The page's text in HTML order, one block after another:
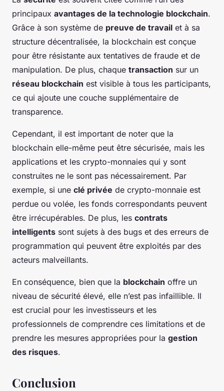
principaux avantages de la technologie blockchain.
Grâce à son système de preuve de travail et à sa
structure décentralisée, la blockchain est conçue
pour être résistante aux tentatives de fraude et de
manipulation. De plus, chaque transaction sur un
réseau blockchain est visible à tous les participants,
ce qui ajoute une couche supplémentaire de
transparence.
Cependant, il est important de noter que la
blockchain elle-même peut être sécurisée, mais les
applications et les crypto-monnaies qui y sont
construites ne le sont pas nécessairement. Par
exemple, si une clé privée de crypto-monnaie est
perdue ou volée, les fonds correspondants peuvent
être irrécupérables. De plus, les contrats
intelligents sont sujets à des bugs et des erreurs de
programmation qui peuvent être exploités par des
acteurs malveillants.
En conséquence, bien que la blockchain offre un
niveau de sécurité élevé, elle n’est pas infaillible. Il
est crucial pour les investisseurs et les
professionnels de comprendre ces limitations et de
prendre les mesures appropriées pour la gestion
des risques.
Conclusion